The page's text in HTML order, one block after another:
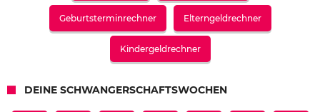
Geburtsterminrechner Elterngeldrechner
Kindergeldrechner
DEINE SCHWANGERSCHAFTSWOCHEN